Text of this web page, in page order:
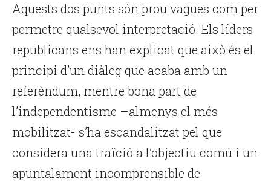
Aquests dos punts són prou vagues com per
permetre qualsevol interpretació. Els líders
republicans ens han explicat que això és el
principi d’un diàleg que acaba amb un
referèndum, mentre bona part de
l’independentisme –almenys el més
mobilitzat- s’ha escandalitzat pel que
considera una traïció a l’objectiu comú i un
apuntalament incomprensible de